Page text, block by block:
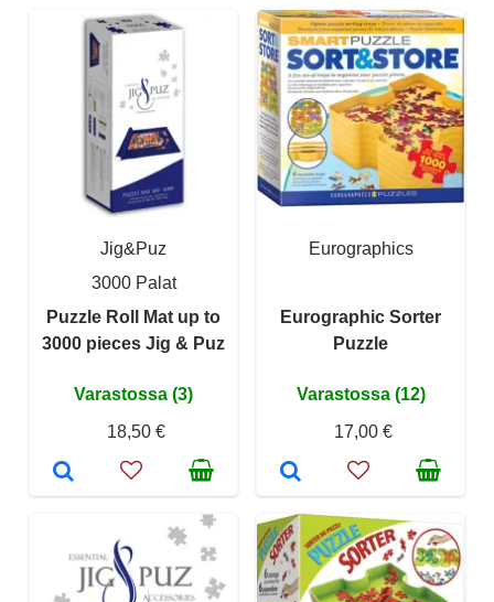
Jig&Puz
3000 Palat
Puzzle Roll Mat up to
3000 pieces Jig & Puz
Varastossa (3)
18,50 €
Eurographics
Eurographic Sorter
Puzzle
Varastossa (12)
17,00 €